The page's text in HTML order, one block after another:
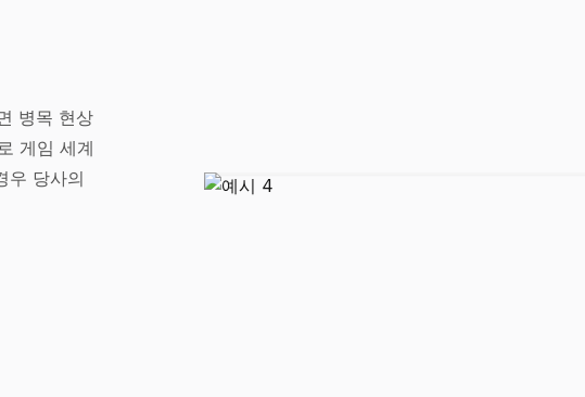
병목 현상
게임 세계
우 당사의